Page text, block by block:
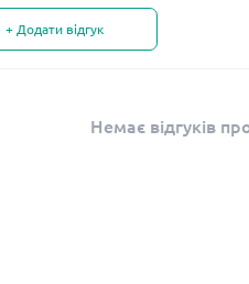
+ Додати відгук
Немає відгуків